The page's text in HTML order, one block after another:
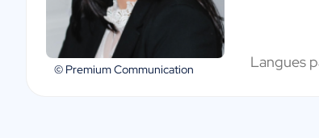
© Premium Communication Langues